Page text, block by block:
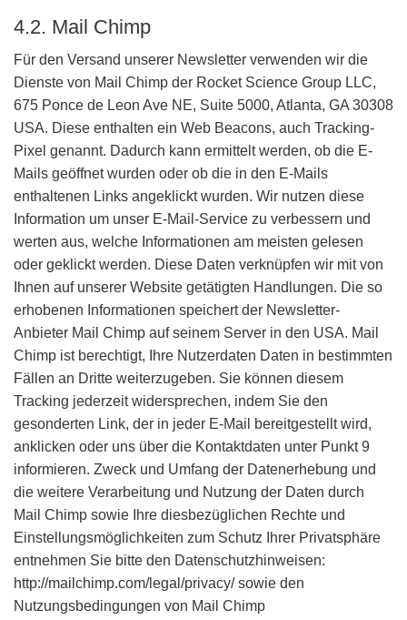
4.2. Mail Chimp
Für den Versand unserer Newsletter verwenden wir die
Dienste von Mail Chimp der Rocket Science Group LLC,
675 Ponce de Leon Ave NE, Suite 5000, Atlanta, GA 30308
USA. Diese enthalten ein Web Beacons, auch Tracking-
Pixel genannt. Dadurch kann ermittelt werden, ob die E-
Mails geöffnet wurden oder ob die in den E-Mails
enthaltenen Links angeklickt wurden. Wir nutzen diese
Information um unser E-Mail-Service zu verbessern und
werten aus, welche Informationen am meisten gelesen
oder geklickt werden. Diese Daten verknüpfen wir mit von
Ihnen auf unserer Website getätigten Handlungen. Die so
erhobenen Informationen speichert der Newsletter-
Anbieter Mail Chimp auf seinem Server in den USA. Mail
Chimp ist berechtigt, Ihre Nutzerdaten Daten in bestimmten
Fällen an Dritte weiterzugeben. Sie können diesem
Tracking jederzeit widersprechen, indem Sie den
gesonderten Link, der in jeder E-Mail bereitgestellt wird,
anklicken oder uns über die Kontaktdaten unter Punkt 9
informieren. Zweck und Umfang der Datenerhebung und
die weitere Verarbeitung und Nutzung der Daten durch
Mail Chimp sowie Ihre diesbezüglichen Rechte und
Einstellungsmöglichkeiten zum Schutz Ihrer Privatsphäre
entnehmen Sie bitte den Datenschutzhinweisen:
http://mailchimp.com/legal/privacy/ sowie den
Nutzungsbedingungen von Mail Chimp